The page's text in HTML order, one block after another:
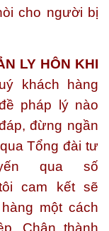
cho người bị
LY HÔN KHI
khách hàng
pháp lý nào
đừng ngần
Tổng đài tư
qua số
cam kết sẽ
một cách
Chân thành